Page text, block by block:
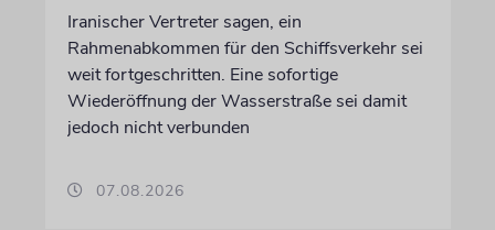
Iranischer Vertreter sagen, ein
Rahmenabkommen für den Schiffsverkehr sei
weit fortgeschritten. Eine sofortige
Wiederöffnung der Wasserstraße sei damit
jedoch nicht verbunden
07.08.2026